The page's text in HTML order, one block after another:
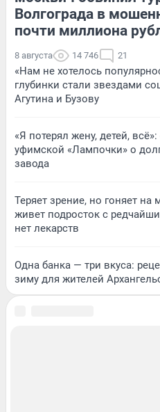
Волгограда в
почти миллиона
8 августа 14 746 21
«Нам не хотелось
глубинки стали звездами
Агутина и Бузову
«Я потерял жену, детей,
уфимской «Лампочки» о
завода
Теряет зрение, но гоняет на
живет подросток с
нет лекарств
Одна банка — три вкуса:
зиму для жителей